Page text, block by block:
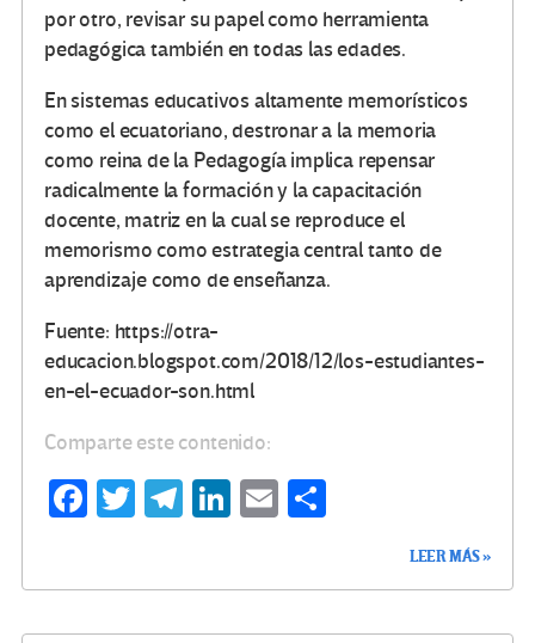
por otro, revisar su papel como herramienta
pedagógica también en todas las edades.
En sistemas educativos altamente memorísticos
como el ecuatoriano, destronar a la memoria
como reina de la Pedagogía implica repensar
radicalmente la formación y la capacitación
docente, matriz en la cual se reproduce el
memorismo como estrategia central tanto de
aprendizaje como de enseñanza.
Fuente: https://otra-
educacion.blogspot.com/2018/12/los-estudiantes-
en-el-ecuador-son.html
Comparte este contenido:
Fa T
Te Li
E
LEER MÁS »